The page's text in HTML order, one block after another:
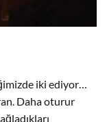
iki ediyor…
Daha oturur